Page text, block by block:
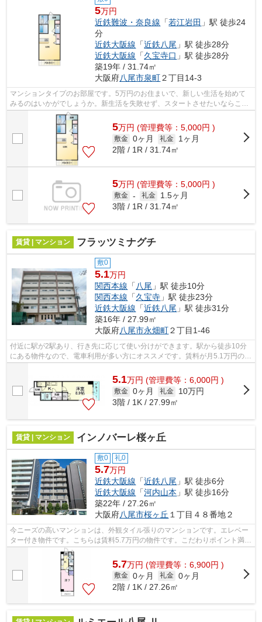
5万円
近鉄難波・奈良線 「若江岩田 」駅 徒歩24
分
近鉄大阪線 「近鉄八尾 」駅 徒歩28分
近鉄大阪線 「久宝寺口 」駅 徒歩28分
築19年 / 31.74㎡
大阪府八尾市泉町２丁目14-3
マンションタイプのお部屋です。5万円のお住まいで、新しい生活を始めて
みるのはいかがでしょうか。新生活を失敗せず、スタートさせたいならこち
らの「プレ・リヴィエール」はいかがで...
5万円 (管理費等：5,000円 )
敷金 0ヶ月 礼金
1ヶ月
2階 / 1R / 31.74㎡
5万円 (管理費等：5,000円 )
敷金 - 礼金
1.5ヶ月
3階 / 1R / 31.74㎡
賃貸 | マンション フラッツミナグチ
敷0
5.1万円
関西本線 「八尾 」駅 徒歩10分
関西本線 「久宝寺 」駅 徒歩23分
近鉄大阪線 「近鉄八尾 」駅 徒歩31分
築16年 / 27.99㎡
大阪府八尾市永畑町２丁目1-46
付近に駅が2駅あり、行き先に応じて使い分けができます。駅から徒歩10分
にある物件なので、電車利用が多い方にオススメです。賃料が月5.1万円の物
件です。ぜひ一度見ていただきたい、...
5.1万円 (管理費等：6,000円 )
敷金 0ヶ月 礼金
10万円
3階 / 1K / 27.99㎡
賃貸 | マンション インノバーレ桜ヶ丘
敷0 礼0
5.7万円
近鉄大阪線 「近鉄八尾 」駅 徒歩6分
近鉄大阪線 「河内山本 」駅 徒歩16分
築22年 / 27.26㎡
大阪府八尾市桜ヶ丘 １丁目４８番地２
今ニーズの高いマンションは、外観タイル張りのマンションです。エレベー
ター付き物件です。こちらは賃料5.7万円の物件です。こだわりポイント満載
のインノバーレ桜ヶ丘。八尾市への引...
5.7万円 (管理費等：6,900円 )
敷金 0ヶ月 礼金 0ヶ月
2階 / 1K / 27.26㎡